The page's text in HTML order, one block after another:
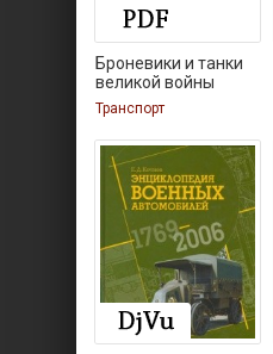
Броневики и танки
великой войны
Транспорт